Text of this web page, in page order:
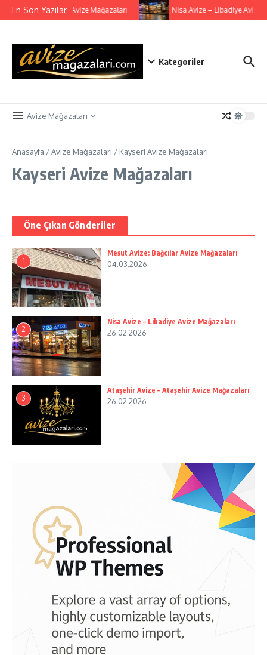
İçeriğe atla
En Son Yazılar
Avize: Bağcılar Avize Mağazaları Nisa Avize – Libadiye Avize
Kategoriler
Avize Mağazaları
Anasayfa /Avize Mağazaları / Kayseri Avize Mağazaları
Kayseri Avize Mağazaları
Öne Çıkan Gönderiler
1
Mesut Avize: Bağcılar Avize Mağazaları
04.03.2026
2
Nisa Avize – Libadiye Avize Mağazaları
26.02.2026
3
Ataşehir Avize – Ataşehir Avize Mağazaları
26.02.2026